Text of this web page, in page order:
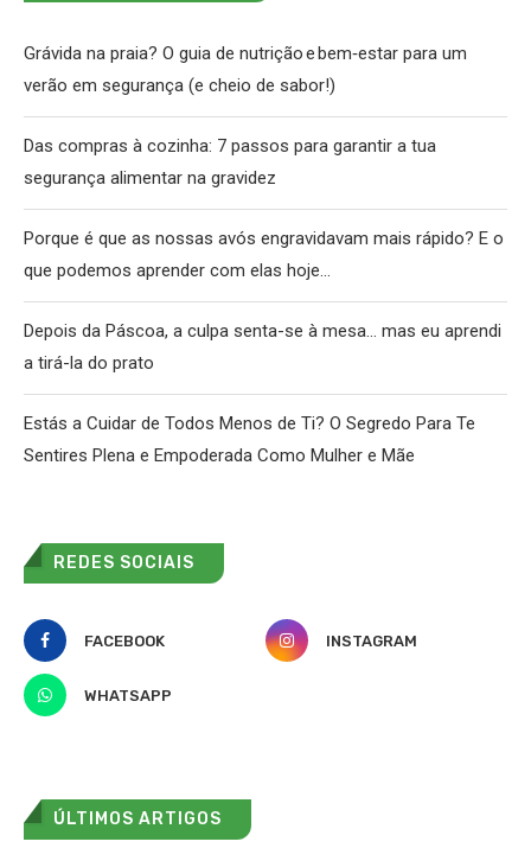
Grávida na praia? O guia de nutrição e bem‑estar para um
verão em segurança (e cheio de sabor!)
Das compras à cozinha: 7 passos para garantir a tua
segurança alimentar na gravidez
Porque é que as nossas avós engravidavam mais rápido? E o
que podemos aprender com elas hoje…
Depois da Páscoa, a culpa senta-se à mesa… mas eu aprendi
a tirá-la do prato
Estás a Cuidar de Todos Menos de Ti? O Segredo Para Te
Sentires Plena e Empoderada Como Mulher e Mãe
REDES SOCIAIS
FACEBOOK INSTAGRAM
WHATSAPP
ÚLTIMOS ARTIGOS